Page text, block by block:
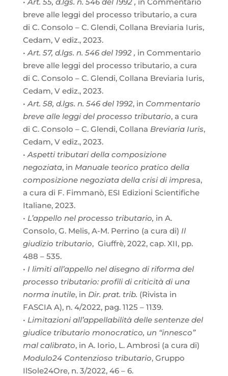
breve alle leggi del processo tributario, a cura
di C. Consolo – C. Glendi, Collana Breviaria Iuris,
Cedam, V ediz., 2023.
• Art. 57, d.lgs. n. 546 del 1992 , in Commentario
breve alle leggi del processo tributario, a cura
di C. Consolo – C. Glendi, Collana Breviaria Iuris,
Cedam, V ediz., 2023.
• Art. 58, d.lgs. n. 546 del 1992, in Commentario
breve alle leggi del processo tributario, a cura
di C. Consolo – C. Glendi, Collana Breviaria Iuris,
Cedam, V ediz., 2023.
• Aspetti tributari della composizione
negoziata, in Manuale teorico pratico della
composizione negoziata della crisi di impresa,
a cura di F. Fimmanò, ESI Edizioni Scientifiche
Italiane, 2023.
• L’appello nel processo tributario, in A.
Consolo, G. Melis, A-M. Perrino (a cura di) Il
giudizio tributario, Giuffrè, 2022, cap. XII, pp.
488 – 535.
• I limiti all’appello nel disegno di riforma del
processo tributario: profili di criticità di una
norma inutile, in Dir. prat. trib. (Rivista in
FASCIA A), n. 4/2022, pag. 1125 – 1139.
• Limitazioni all’appellabilità delle sentenze del
giudice tributario monocratico, un “innesco”
mal calibrato, in A. Iorio, L. Ambrosi (a cura di)
Modulo24 Contenzioso tributario, Gruppo
IlSole24Ore, n. 3/2022, 46 – 6.